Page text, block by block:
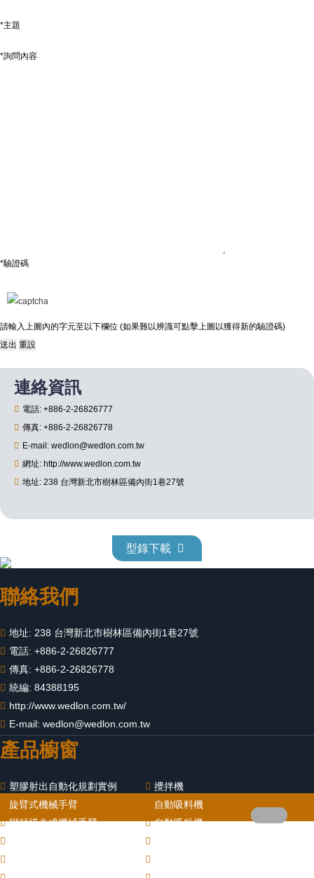
*主題
*詢問內容
*驗證碼
請輸入上圖內的字元至以下欄位 (如果難以辨識可點擊上圖以獲得新的驗證碼)
連絡資訊
電話: +886-2-26826777
傳真: +886-2-26826778
E-mail: wedlon@wedlon.com.tw
網址: http://www.wedlon.com.tw
地址: 238 台灣新北市樹林區備內街1巷27號
型錄下載
聯絡我們
地址: 238 台灣新北市樹林區備內街1巷27號
電話: +886-2-26826777
傳真: +886-2-26826778
統編: 84388195
http://www.wedlon.com.tw/
E-mail: wedlon@wedlon.com.tw
產品櫥窗
塑膠射出自動化規劃實例
旋臂式機械手臂
變頻橫走式機械手臂
攪拌機
自動吸料機
自動吸粉機